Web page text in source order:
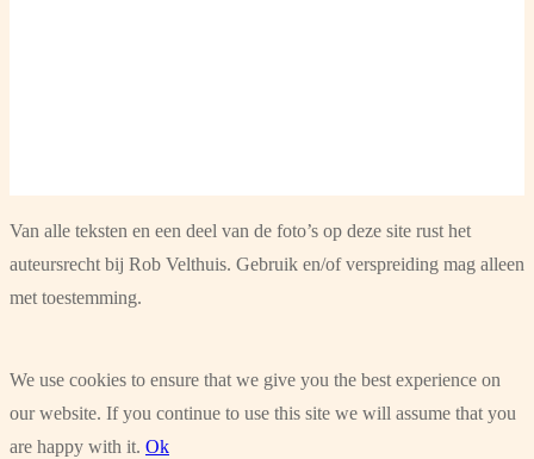
Van alle teksten en een deel van de foto’s op deze site rust het
auteursrecht bij Rob Velthuis. Gebruik en/of verspreiding mag alleen
met toestemming.
We use cookies to ensure that we give you the best experience on
our website. If you continue to use this site we will assume that you
are happy with it. Ok